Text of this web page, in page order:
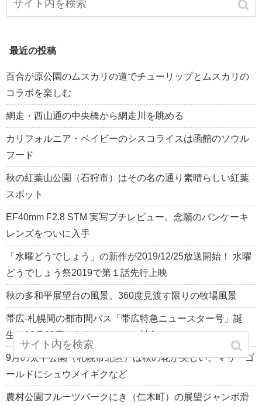
最近の投稿
百合が原公園のムスカリの道でチューリップとムスカリの
コラボを楽しむ
網走・西山通の中央橋から網走川を眺める
カリフォルニア・ベイビーのシスコライスは函館のソウル
フード
秋の紅葉山公園（石狩市）はその名の通り素晴らしい紅葉
スポット
EF40mm F2.8 STM 実写プチレビュー。念願のパンケーキ
レンズをついに入手
「水曜どうでしょう」の新作が2019/12/25放送開始！ 水曜
どうでしょう祭2019で第１話先行上映
秋の多和平展望台の風景。360度見渡す限りの牧場風景
帯広-札幌間の都市間バス「帯広特急ニュースター号」誕
生。10月29日からキャンペーン料金
9月の太平公園（札幌市北区）は秋の花が美しい。マリーゴ
ールドにシュウメイギクなど
農村公園フルーツパークにき（仁木町）の展望ジャンボ滑